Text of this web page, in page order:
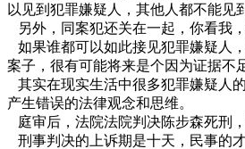
以见到犯罪嫌疑人，其他人都不能见
另外，同案犯还关在一起，你看我，
如果谁都可以如此接见犯罪嫌疑人
案子，很有可能将来是个因为证据不
其实在现实生活中很多犯罪嫌疑人
产生错误的法律观念和思维。
庭审后，法院法院判决陈步森死刑
刑事判决的上诉期是十天，民事的